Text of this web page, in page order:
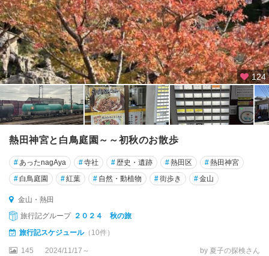
・
堀
田
名
古
屋
港
守
山
・
名
東
名
屋
一
124
熱田神宮と白鳥庭園～～初秋のお散歩
#あったnagAya #寺社 #歴史・遺跡 #熱田区 #熱田神宮
# 白鳥庭園 #紅葉 # 自然・動植物 #街歩き #金山
金山・熱田
旅行記グループ ２０２４ 秋の旅
旅行記スケジュール（10件）
145 2024/11/17～ by 夏子の探検さん